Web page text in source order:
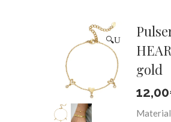
🔍
gold
12,00